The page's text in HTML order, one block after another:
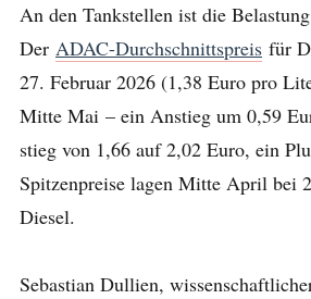
An den Tankstellen ist die
Der ADAC-Durchschnittspreis für
27. Februar 2026 (1,38 Euro pro
Mitte Mai – ein Anstieg um 0,59
stieg von 1,66 auf 2,02 Euro, ein
Spitzenpreise lagen Mitte April bei
Diesel.
Sebastian Dullien,